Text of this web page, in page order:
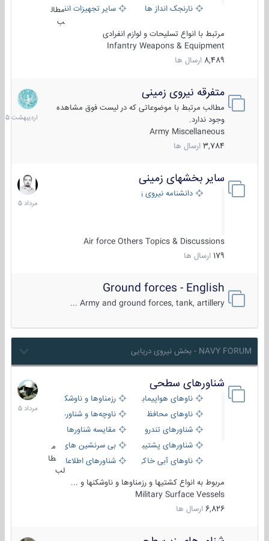
نارنجک انداز ها
سایر تجهیزات انفرادی
مطال
ب
مرتبط با انواع تسلیحات و لوازم انفرادی
Infantry Weapons & Equipment
8,489 ارسال ها
متفرقه نیروی زمینی
مطالب مرتبط با موضوعاتی که در لیست فوق مشاهده
وجود ندارد.
Army Miscellaneous
3,784 ارسال ها
27
1405
سایر بخشهای زمینی
دانشنامه نیروی زمینی
Air force Others Topics & Discussions
179 ارسال ها
9
مرداد
1405
Ground forces - English
Army and ground forces, tank, artillery ...
NAVY FORUM - بخش نیروی دریایی
شناورهای سطحی
ناوهای هواپیمابر و بالگرد بررزمناوها و ناوشکن‌ها
ناوهای محافظ
ناوچه‌ها و شناورهای گشتی
شناورهای تندرو
مقایسه شناورها
شناورهای پشتیبانی
بی سرنشین های دریایی
ناوهای آبی خاکی و نیروبرشناورهای اطلاعاتی و جاسوسی
طا
لب
مربوط به انواع کشتیها و رزمناوها و ناوشکنها و ...
Military Surface Vessels
6,826 ارسال ها
2
مرداد
1405